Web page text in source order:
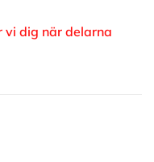
vi dig när delarna